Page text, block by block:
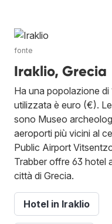
fonte
Iraklio, Grecia
Ha una popolazione
utilizzata è euro (€).
sono Museo
aeroporti più vicini al
Public Airport
Trabber offre 63 hotel
città di Grecia.
Hotel in Iraklio